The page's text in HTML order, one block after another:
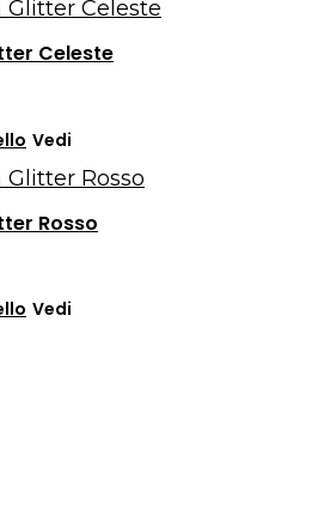
Celeste
Vedi
Rosso
Vedi